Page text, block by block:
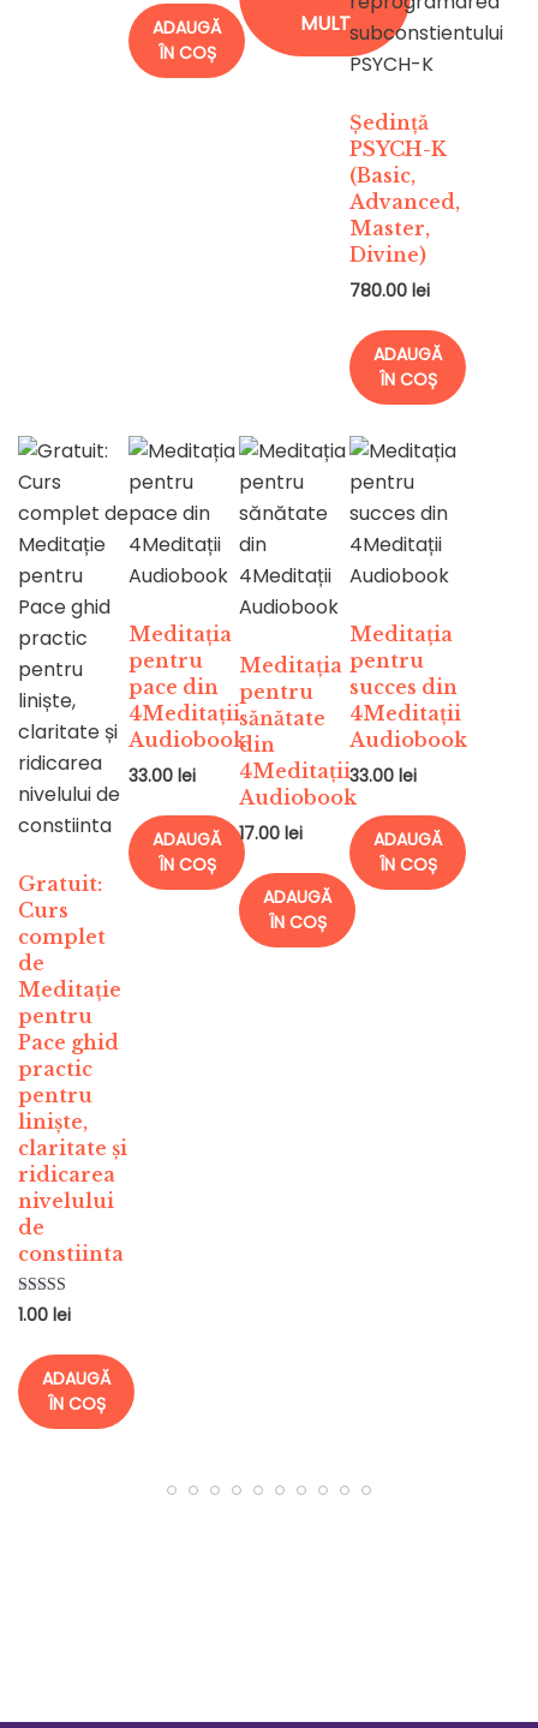
ADAUGĂ
ÎN COȘ
MULT
Ședință
PSYCH-K
(Basic,
Advanced,
Master,
Divine)
780.00lei
ADAUGĂ
ÎN COȘ
Gratuit:
Curs
complet
de
Meditație
pentru
Pace ghid
practic
pentru
liniște,
claritate și
ridicarea
nivelului
de
constiinta
Evaluat la
5.00
1.00 lei
ADAUGĂ
ÎN COȘ
Meditația
pentru
pace din
4Meditații
Audiobook
33.00lei
ADAUGĂ
ÎN COȘ
Meditația
pentru
sănătate
din
4Meditații
Audiobook
17.00lei
ADAUGĂ
ÎN COȘ
Meditația
pentru
succes din
4Meditații
Audiobook
33.00lei
ADAUGĂ
ÎN COȘ